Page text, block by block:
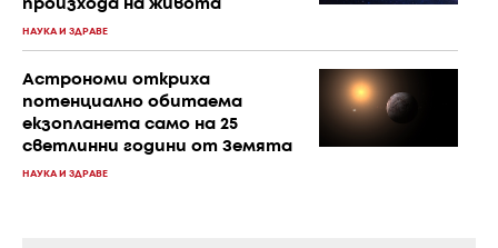
произхода на живота
НАУКА И ЗДРАВЕ
Астрономи откриха
потенциално обитаема
екзопланета само на 25
светлинни години от Земята
НАУКА И ЗДРАВЕ